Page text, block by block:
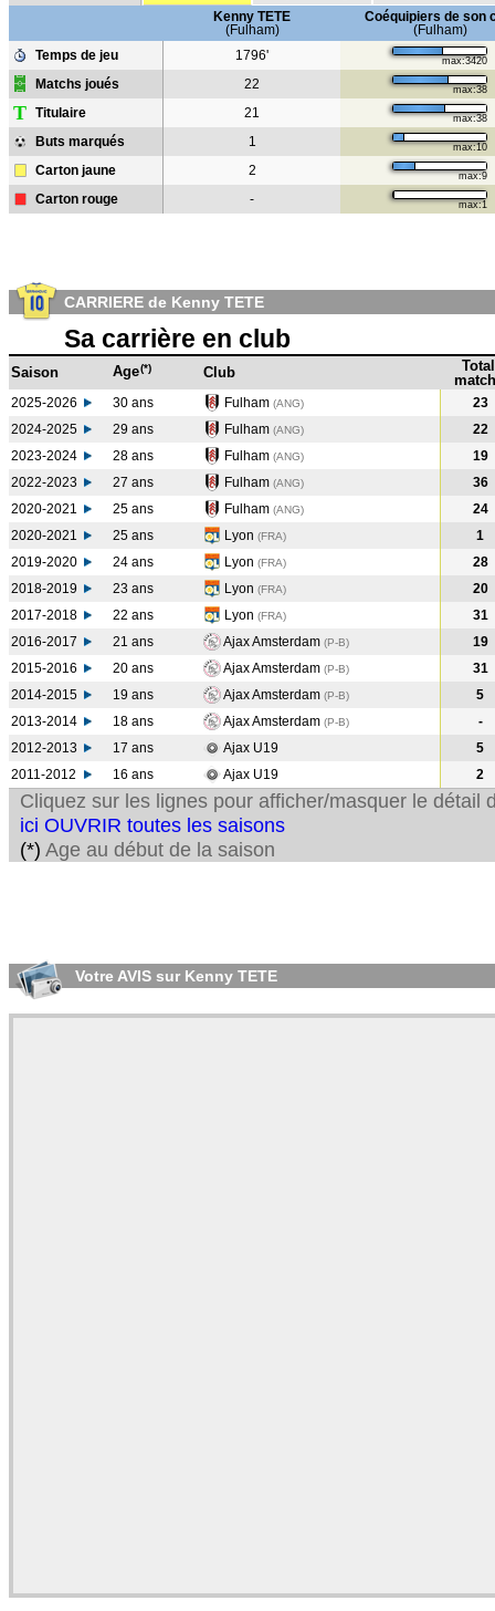
Kenny TETE
(Fulham)
Coéquipiers de son
(Fulham)
Temps de jeu
1796' max:3420
Matchs joués 22 max:38
T Titulaire 21 max:38
Buts marqués 1 max:10
Carton jaune 2 max:9
Carton rouge - max:1
CARRIERE de Kenny TETE
Sa carrière en club
Saison Age(*) Club
Total
2025-2026 30 ans Fulham (ANG)
23
2024-2025
29 ans Fulham (ANG)
22
2023-2024
28 ans Fulham (ANG)
19
2022-2023
27 ans Fulham (ANG)
36
2020-2021
25 ans Fulham (ANG)
24
2020-2021
25 ans Lyon (FRA)
1
2019-2020
24 ans Lyon (FRA)
28
2018-2019
23 ans Lyon (FRA)
20
2017-2018
22 ans Lyon (FRA)
31
2016-2017
21 ans Ajax Amsterdam (P-B)
19
2015-2016
20 ans Ajax Amsterdam (P-B)
31
2014-2015
19 ans Ajax Amsterdam (P-B)
5
2013-2014
18 ans Ajax Amsterdam (P-B)
-
2012-2013
17 ans Ajax U19
5
2011-2012
16 ans Ajax U19 2
Cliquez sur les lignes pour afficher/masquer le détail
ici OUVRIR toutes les saisons
(*) Age au début de la saison
Votre AVIS sur Kenny TETE